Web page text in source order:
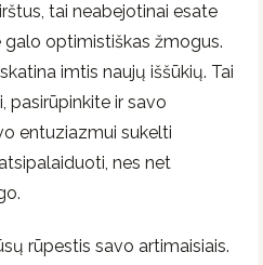
tai neabejotinai esate
optimistiškas žmogus.
imtis naujų iššūkių. Tai
pasirūpinkite ir savo
entuziazmui sukelti
nes net
rūpestis savo artimaisiais.